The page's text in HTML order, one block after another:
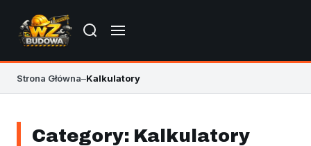
Strona Główna–Kalkulatory
Category: Kalkulatory